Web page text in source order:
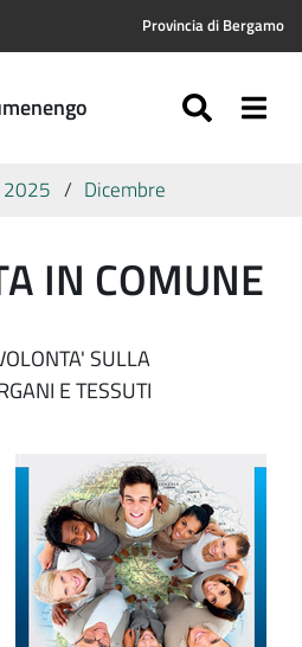
Provincia di Bergamo
2025 Dicembre
IN COMUNE
SULLA
E TESSUTI